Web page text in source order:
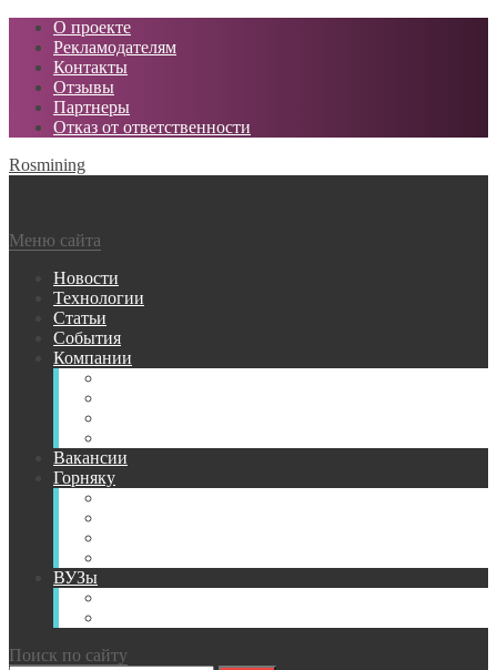
О проекте
Рекламодателям
Контакты
Отзывы
Партнеры
Отказ от ответственности
Rosmining
Меню сайта
Новости
Технологии
Статьи
События
Компании
Вакансии
Горняку
ВУЗы
Поиск по сайту